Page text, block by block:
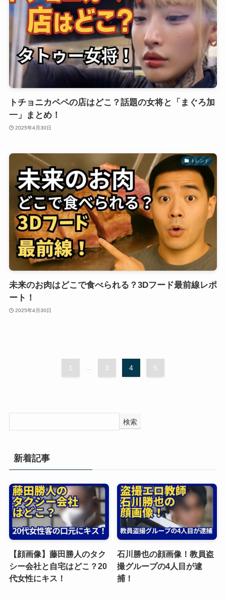
トチョニカペペの店はどこ？話題の女将と「まぐろ加
一」まとめ！
2025年4月30日
トレンド
未来のお肉はどこで食べられる？3Dフード最前線レポ
ート！
2025年4月30日
1 ... 3 4 5
検索
新着記事
【顔画像】藤田勝人のタク
シー会社と自宅はどこ？20
代女性にキス！
石川勝也の顔画像！教員盗
撮グループの4人目が逮
捕！